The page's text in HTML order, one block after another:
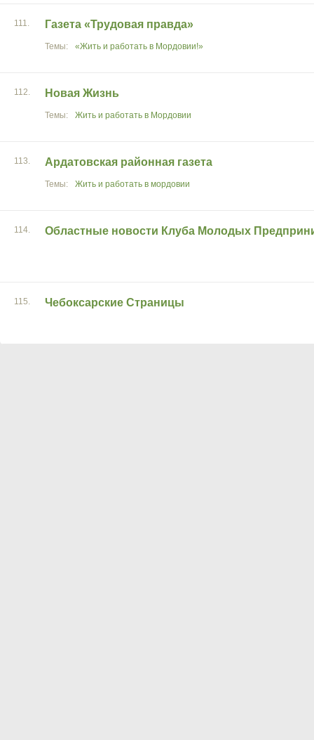
111. Газета «Трудовая правда»
«Жить и работать в Мордовии!»
112. Новая Жизнь
Жить и работать в Мордовии
113. Ардатовская районная газета
Жить и работать в мордовии
114. Областные новости Клуба Молодых
115. Чебоксарские Страницы